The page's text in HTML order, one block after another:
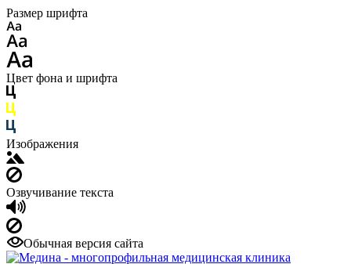
Размер шрифта
Цвет фона и шрифта
Изображения
Озвучивание текста
Обычная версия сайта